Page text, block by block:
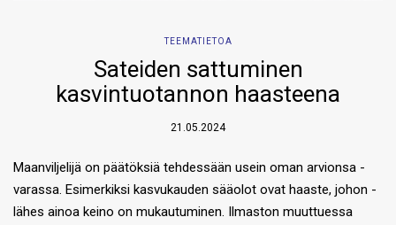
TEEMATIETOA
Sateiden sattuminen
kasvintuotannon haasteena
21.05.2024
Maanviljelijä on päätöksiä tehdessään usein oman arvionsa ­
varassa. Esimerkiksi kasvukauden sääolot ovat haaste, johon ­
lähes ainoa keino on mukautuminen. Ilmaston muuttuessa